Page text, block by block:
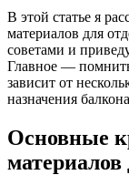
В этой статье я
материалов для
советами и
Главное —
зависит от
назначения
Основные
материалов